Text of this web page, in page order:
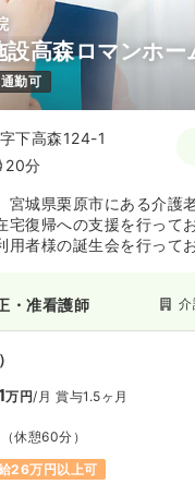
高森ロマンホー
勤可
下高森124-1
20分
宮城県栗原市にある介護
宅復帰への支援を行って
用者様の誕生会を行って
安心して暮らせるよう、
作業療法士・栄養士・介
携し、スタッフ全体で利
・准看護師 介
万円/月 賞与1.5ヶ月
（休憩60分）
26万円以上可